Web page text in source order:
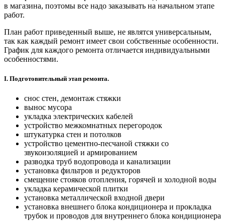
в магазина, поэтомы все надо заказывать на начальном этапе
работ.
План работ приведенный выше, не являтся универсальным,
так как каждый ремонт имеет свои собственные особенности.
График для каждого ремонта отличается индивидуальными
особенностями.
I. Подготовительный этап ремонта.
снос стен, демонтаж стяжки
вынос мусора
укладка электрических кабелей
устройство межкомнатных перегородок
штукатурка стен и потолков
устройство цементно-песчаной стяжки со
звукоизоляцией и армированием
разводка труб водопровода и канализации
установка фильтров и редукторов
смещение стояков отопления, горячей и холодной воды
укладка керамической плитки
установка металлической входной двери
установка внешнего блока кондиционера и прокладка
трубок и проводов для внутреннего блока кондиционера